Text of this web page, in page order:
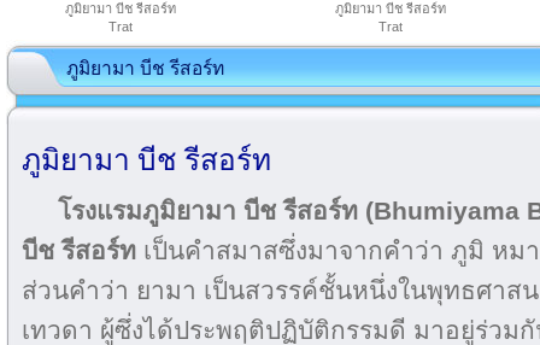
ภูมิยามา บีช รีสอร์ท
Trat
ภูมิยามา บีช รีสอร์ท
Trat
ภูมิยามา บีช รีสอร์ท
ภูมิยามา บีช รีสอร์ท
โรงแรมภูมิยามา บีช รีสอร์ท (Bhumiyama
บีช รีสอร์ท เป็นคำสมาสซึ่งมาจากคำว่า ภูมิ หม
ส่วนคำว่า ยามา เป็นสวรรค์ชั้นหนึ่งในพุทธศาส
เทวดา ผู้ซึ่งได้ประพฤติปฏิบัติกรรมดี มาอยู่ร่วม